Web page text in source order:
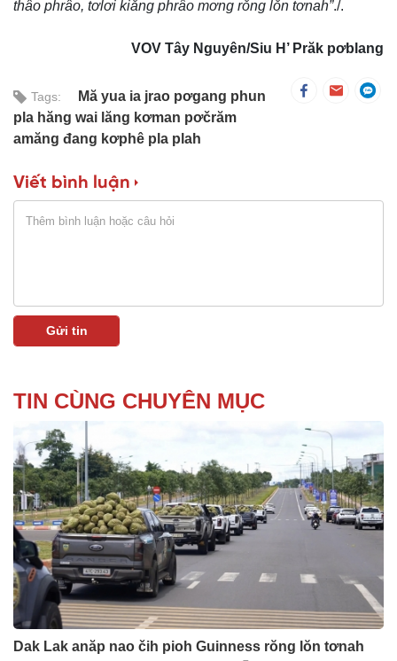
thâo phrâo, tơlơi kiăng phrâo mơ̆ng rŏng lŏn tơnah”./.
VOV Tây Nguyên/Siu H’ Prăk pơblang
Tags:
Mă yua ia jrao pơgang phun
pla hăng wai lăng kơman pơčrăm
amăng đang kơphê pla plah
Viết bình luận
TIN CÙNG CHUYÊN MỤC
Dak Lak anăp nao čih pioh Guinness rŏng lŏn tơnah